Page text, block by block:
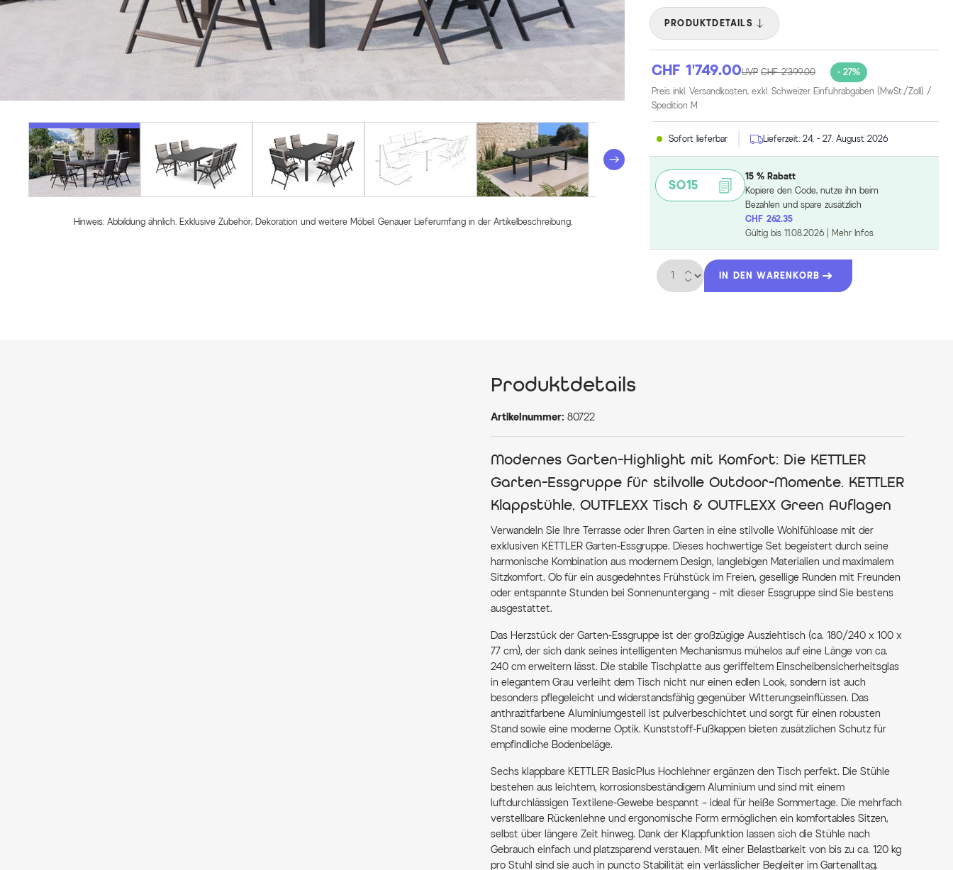
Hinweis: Abbildung ähnlich. Exklusive Zubehör, Dekoration und weitere Möbel. Genauer Lieferumfang in der Artikelbeschreibung.
PRODUKTDETAILS
CHF 1’749.00UVP CHF 2’399.00
- 27%
Preis inkl. Versandkosten, exkl. Schweizer Einfuhrabgaben (MwSt./Zoll) /
Spedition M
Sofort lieferbar Lieferzeit: 24. - 27. August 2026
SO15
15 % Rabatt
Kopiere den Code, nutze ihn beim
Bezahlen und spare zusätzlich
CHF 262.35
Gültig bis 11.08.2026 Mehr Infos
Menge
IN DEN WARENKORB
Produktdetails
Artikelnummer: 80722
Modernes Garten-Highlight mit Komfort: Die KETTLER
Garten-Essgruppe für stilvolle Outdoor-Momente. KETTLER
Klappstühle, OUTFLEXX Tisch & OUTFLEXX Green Auflagen
Verwandeln Sie Ihre Terrasse oder Ihren Garten in eine stilvolle Wohlfühloase mit der
exklusiven KETTLER Garten-Essgruppe. Dieses hochwertige Set begeistert durch seine
harmonische Kombination aus modernem Design, langlebigen Materialien und maximalem
Sitzkomfort. Ob für ein ausgedehntes Frühstück im Freien, gesellige Runden mit Freunden
oder entspannte Stunden bei Sonnenuntergang – mit dieser Essgruppe sind Sie bestens
ausgestattet.
Das Herzstück der Garten-Essgruppe ist der großzügige Ausziehtisch (ca. 180/240 x 100 x
77 cm), der sich dank seines intelligenten Mechanismus mühelos auf eine Länge von ca.
240 cm erweitern lässt. Die stabile Tischplatte aus geriffeltem Einscheibensicherheitsglas
in elegantem Grau verleiht dem Tisch nicht nur einen edlen Look, sondern ist auch
besonders pflegeleicht und widerstandsfähig gegenüber Witterungseinflüssen. Das
anthrazitfarbene Aluminiumgestell ist pulverbeschichtet und sorgt für einen robusten
Stand sowie eine moderne Optik. Kunststoff-Fußkappen bieten zusätzlichen Schutz für
empfindliche Bodenbeläge.
Sechs klappbare KETTLER BasicPlus Hochlehner ergänzen den Tisch perfekt. Die Stühle
bestehen aus leichtem, korrosionsbeständigem Aluminium und sind mit einem
luftdurchlässigen Textilene-Gewebe bespannt – ideal für heiße Sommertage. Die mehrfach
verstellbare Rückenlehne und ergonomische Form ermöglichen ein komfortables Sitzen,
selbst über längere Zeit hinweg. Dank der Klappfunktion lassen sich die Stühle nach
Gebrauch einfach und platzsparend verstauen. Mit einer Belastbarkeit von bis zu ca. 120 kg
pro Stuhl sind sie auch in puncto Stabilität ein verlässlicher Begleiter im Gartenalltag.